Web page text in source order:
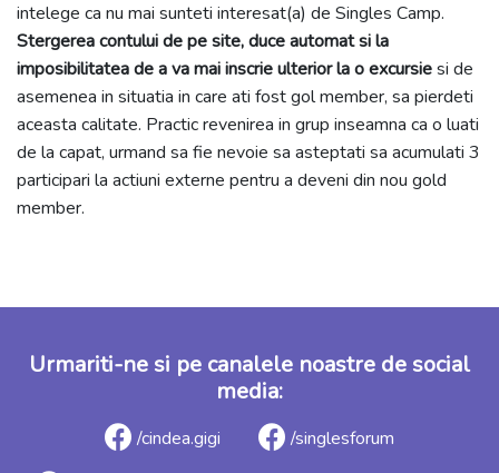
intelege ca nu mai sunteti interesat(a) de Singles Camp.
Stergerea contului de pe site, duce automat si la
imposibilitatea de a va mai inscrie ulterior la o excursiesi de
asemenea in situatia in care ati fost gol member, sa pierdeti
aceasta calitate. Practic revenirea in grup inseamna ca o luati
de la capat, urmand sa fie nevoie sa asteptati sa acumulati 3
participari la actiuni externe pentru a deveni din nou gold
member.
Urmariti-ne si pe canalele noastre de social
media:
/cindea.gigi /singlesforum